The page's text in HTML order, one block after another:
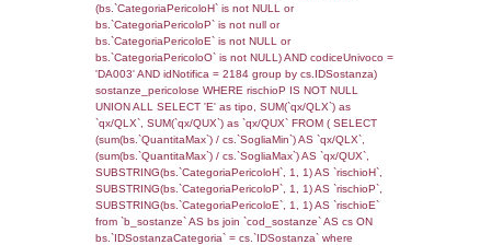
0.070353031158447
sql: SELECT f_territori_limitrofi.Distanza,
f_territori_limitrofi.Direzione,
f_territori_limitrofi.Denominazione,
rofi.DescAltro FROM f_territori_limitrofi
cod_territori_tipologia ON
(f_territori_limitrofi.IDTipologiaTerritorio =
cod_territori_tipologia.IDTipologiaTerritorio)